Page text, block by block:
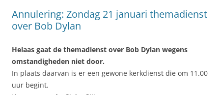
Annulering: Zondag 21 januari themadienst
over Bob Dylan
Helaas gaat de themadienst over Bob Dylan wegens
omstandigheden niet door.
In plaats daarvan is er een gewone kerkdienst die om 11.00
uur begint.